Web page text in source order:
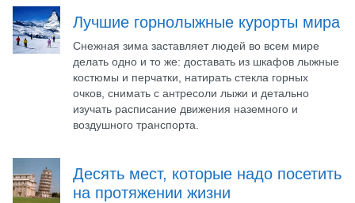
Лучшие горнолыжные курорты мира
Снежная зима заставляет людей во всем мире
делать одно и то же: доставать из шкафов лыжные
костюмы и перчатки, натирать стекла горных
очков, снимать с антресоли лыжи и детально
изучать расписание движения наземного и
воздушного транспорта.
Десять мест, которые надо посетить
на протяжении жизни